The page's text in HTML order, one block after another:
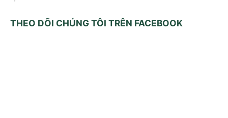
THEO DÕI CHÚNG TÔI TRÊN FACEBOOK